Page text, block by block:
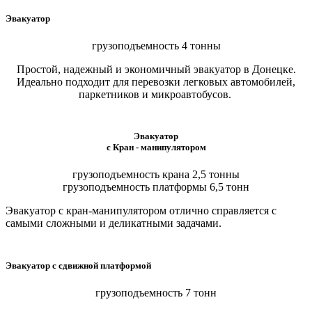
Эвакуатор
грузоподъемность 4 тонны
Простой, надежный и экономичный эвакуатор в Донецке.
Идеально подходит для перевозки легковых автомобилей,
паркетников и микроавтобусов.
Эвакуатор
с Кран - манипулятором
грузоподъемность крана 2,5 тонны
грузоподъемность платформы 6,5 тонн
Эвакуатор с кран-манипулятором отлично справляется с
самыми сложными и деликатными задачами.
Эвакуатор с сдвижной платформой
грузоподъемность 7 тонн